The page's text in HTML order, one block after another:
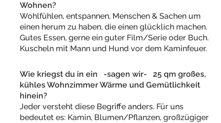
Wohnen?
Wohlfühlen, entspannen, Menschen & Sachen um
einen herum zu haben, die einen glücklich machen.
Gutes Essen, gerne ein guter Film/Serie oder Buch.
Kuscheln mit Mann und Hund vor dem Kaminfeuer.
Wie kriegst du in ein -sagen wir- 25 qm großes,
kühles Wohnzimmer Wärme und Gemütlichkeit
hinein?
Jeder versteht diese Begriffe anders. Für uns
bedeutet es: Kamin, Blumen/Pflanzen, großzügiger